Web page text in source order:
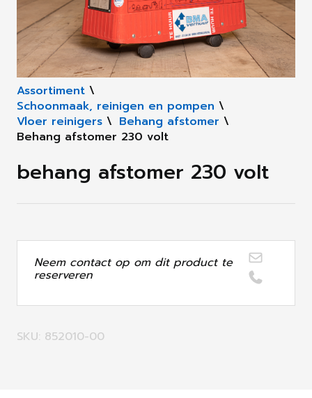
Assortiment \
Schoonmaak, reinigen en pompen \
Vloer reinigers \ Behang afstomer \
Behang afstomer 230 volt
behang afstomer 230 volt
Neem contact op om dit product te
reserveren
SKU: 852010-00